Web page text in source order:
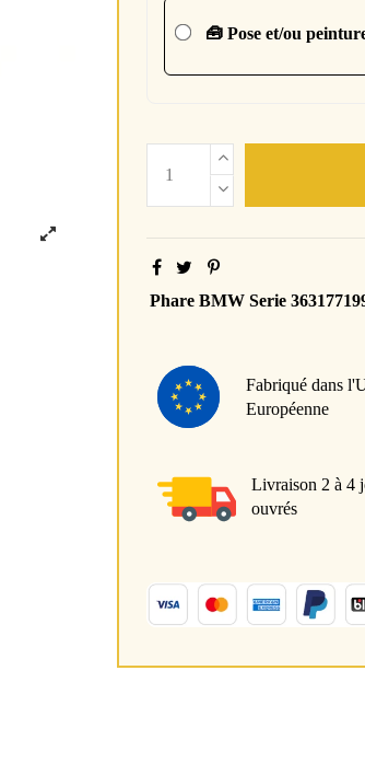
🧰 Pose et/ou
Phare BMW Serie
Fabriqué dans
Européenne
Livraison 2 à 4
ouvrés